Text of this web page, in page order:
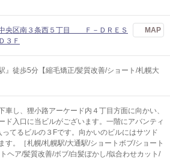
央区南３条西５丁目 Ｆ－ＤＲＥＳ
３Ｆ
MAP
』徒歩5分【縮毛矯正/髪質改善/ショート/札幌大
車し、狸小路アーケード内４丁目方面に向かい、
ド入口に当ビルがございます。一階にアバンティ
ってるビルの３Fです。向かいのビルにはサツド
す。［札幌/札幌駅/大通駅/ショートボブ/ショート
ヘア/髪質改善/ボブ/白髪ぼかし/似合わせカット/